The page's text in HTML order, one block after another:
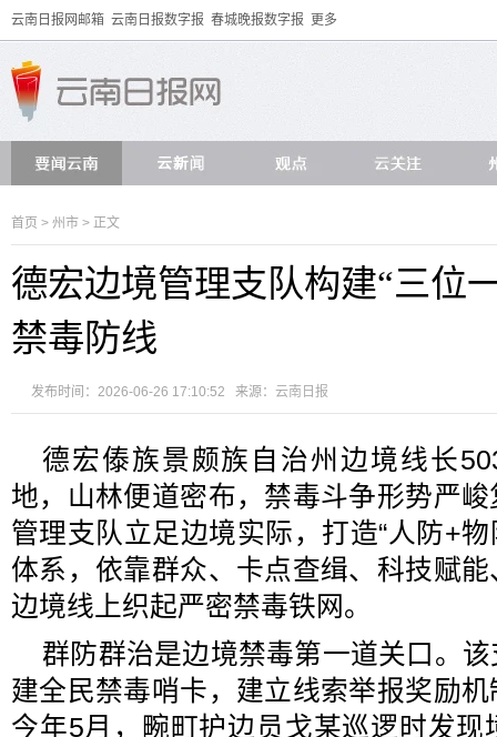
云南日报网邮箱 云南日报数字报 春城晚报数字报 更多
首页 > 州市 > 正文
德宏边境管理支队构建“三位
禁毒防线
发布时间：2026-06-26 17:10:52 来源： 云南日报
德宏傣族景颇族自治州边境线长
地，山林便道密布，禁毒斗争形势严
管理支队立足边境实际，打造“人防+
体系，依靠群众、卡点查缉、科技赋
边境线上织起严密禁毒铁网。
群防群治是边境禁毒第一道关口。
建全民禁毒哨卡，建立线索举报奖励
今年5月，畹町护边员戈某巡逻时发